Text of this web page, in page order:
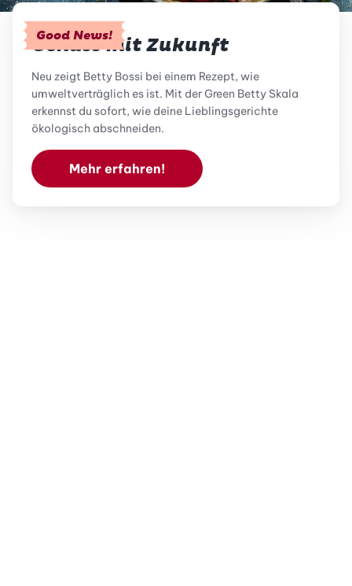
Good News!
Genuss mit Zukunft
Neu zeigt Betty Bossi bei einem Rezept, wie
umweltverträglich es ist. Mit der Green Betty Skala
erkennst du sofort, wie deine Lieblingsgerichte
ökologisch abschneiden.
Mehr erfahren!